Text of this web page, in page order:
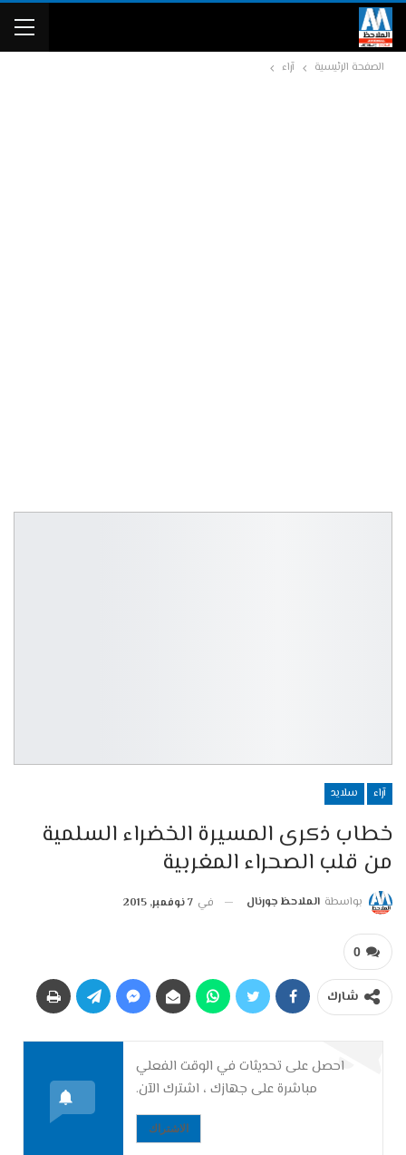
الصفحة الرئيسية آراء
آراء سلايد
خطاب ذكرى المسيرة الخضراء السلمية
من قلب الصحراء المغربية
بواسطة الملاحظ جورنال في 7 نوفمبر, 2015
0
شارك
احصل على تحديثات في الوقت الفعلي
مباشرة على جهازك ، اشترك الآن.
الاشتراك